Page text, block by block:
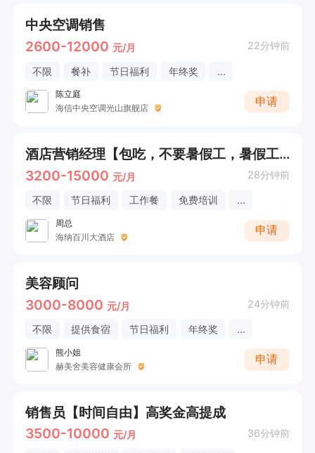
中央空调销售
2600-12000 元/月 22分钟前
不限 餐补 节日福利 年终奖 ...
陈立庭
海信中央空调光山旗舰店
申请
酒店营销经理【包吃，不要暑假工，暑假工勿扰】
3200-15000 元/月 28分钟前
不限 节日福利 工作餐 免费培训 ...
周总
海纳百川大酒店
申请
美容顾问
3000-8000 元/月 24分钟前
不限 提供食宿 节日福利 年终奖 ...
熊小姐
赫美舍美容健康会所
申请
销售员【时间自由】高奖金高提成
3500-10000 元/月 36分钟前